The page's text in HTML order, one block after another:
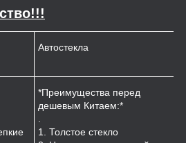
Автостекла
*Преимущества перед
дешевым Китаем:*
.
1. Толстое стекло